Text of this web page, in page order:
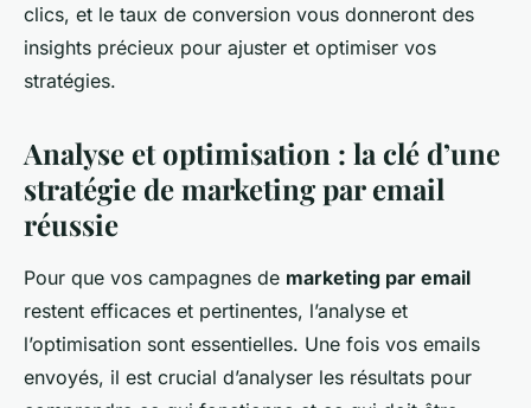
clics, et le taux de conversion vous donneront des
insights précieux pour ajuster et optimiser vos
stratégies.
Analyse et optimisation : la clé d’une
stratégie de marketing par email
réussie
Pour que vos campagnes de marketing par email
restent efficaces et pertinentes, l’analyse et
l’optimisation sont essentielles. Une fois vos emails
envoyés, il est crucial d’analyser les résultats pour